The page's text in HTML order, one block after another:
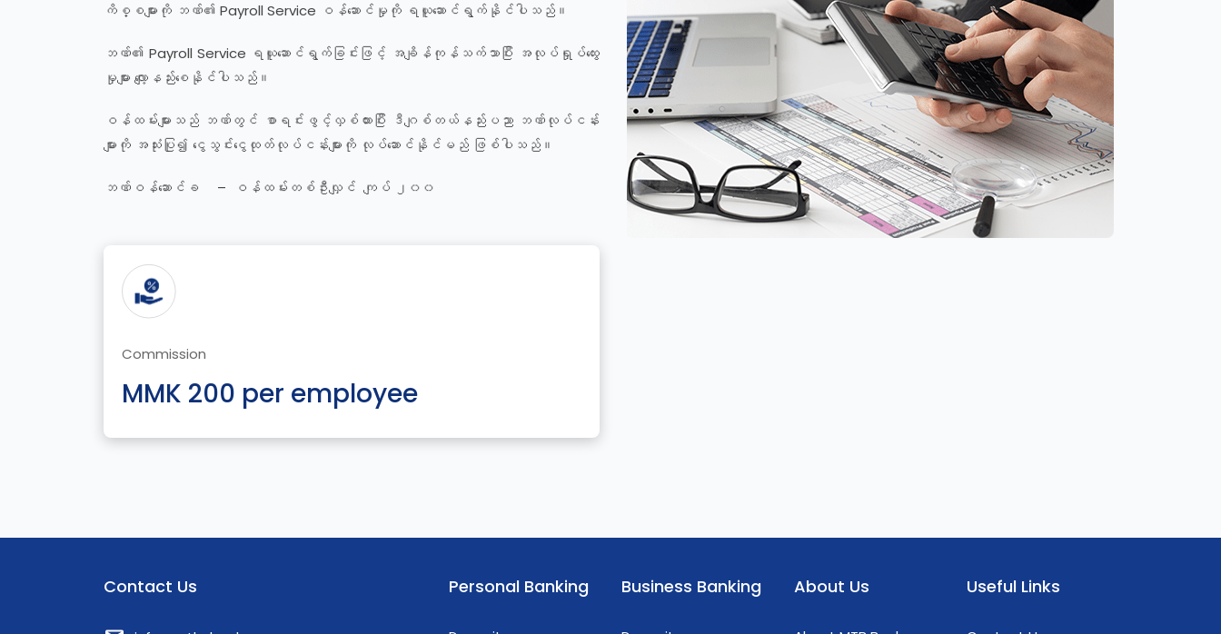
ကိစ္စများကို ဘဏ်၏ Payroll Service ဝန်ဆောင်မှုကို ရယူဆောင်ရွက်နိုင်ပါသည်။
ဘဏ်၏ Payroll Service ရယူဆောင်ရွက်ခြင်းဖြင့် အချိန်ကုန်သက်သာပြီး အလုပ်ရှုပ်ထွေး
မှုများ လျော့နည်းစေနိုင်ပါသည်။
ဝန်ထမ်းများသည် ဘဏ်တွင် စာရင်းဖွင့်လှစ်ထားပြီး ဒီဂျစ်တယ်နည်းပညာ ဘဏ်လုပ်ငန်း
များကို အသုံးပြု၍ ငွေသွင်းငွေထုတ်လုပ်ငန်းများကို လုပ်ဆောင်နိုင်မည် ဖြစ်ပါသည်။
ဘဏ်ဝန်ဆောင်ခ – ဝန်ထမ်းတစ်ဦးလျှင် ကျပ် ၂၀၀
Commission
MMK 200 per employee
Contact Us Personal Banking Business Banking About Us Useful Links